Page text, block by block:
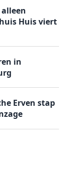
Huis viert
in
Erven stap